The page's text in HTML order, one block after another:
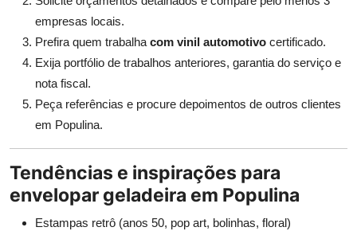
empresas locais.
Prefira quem trabalha com vinil automotivo certificado.
Exija portfólio de trabalhos anteriores, garantia do serviço e
nota fiscal.
Peça referências e procure depoimentos de outros clientes
em Populina.
Tendências e inspirações para
envelopar geladeira em Populina
Estampas retrô (anos 50, pop art, bolinhas, floral)